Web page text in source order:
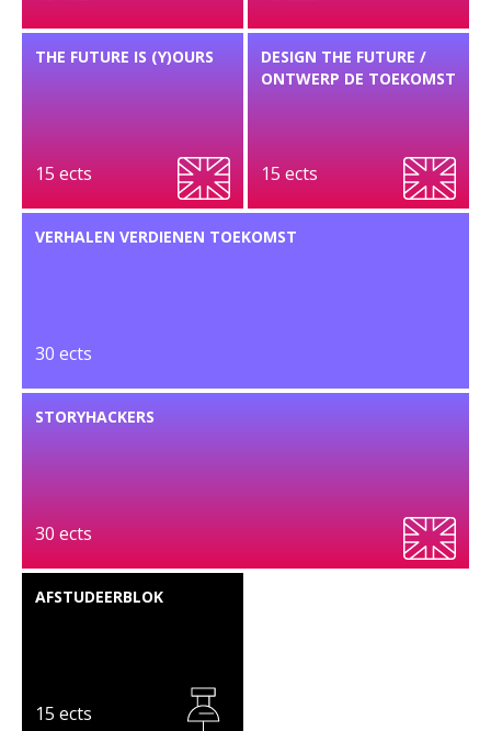
THE FUTURE IS (Y)OURS
15 ects
DESIGN THE FUTURE /
ONTWERP DE TOEKOMST
15 ects
VERHALEN VERDIENEN TOEKOMST
30 ects
STORYHACKERS
30 ects
AFSTUDEERBLOK
15 ects